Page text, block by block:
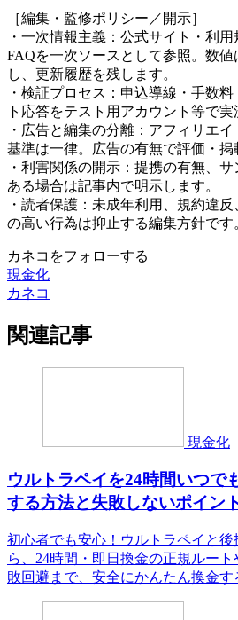
［編集・監修ポリシー／開示］
・一次情報主義：公式サイト・利
FAQを一次ソースとして参照。数
し、更新履歴を残します。
・検証プロセス：申込導線・手数
ト応答をテスト用アカウント等で実
・広告と編集の分離：アフィリエ
基準は一律。広告の有無で評価・掲
・利害関係の開示：提携の有無、
ある場合は記事内で明示します。
・読者保護：未成年利用、規約違
の高い行為は抑止する編集方針です
カネコをフォローする
現金化
カネコ
関連記事
現金化
ウルトラペイを24時間いつで
する方法と失敗しないポイン
初心者でも安心！ウルトラペイと
ら、24時間・即日換金の正規ルー
敗回避まで、安全にかんたん換金す